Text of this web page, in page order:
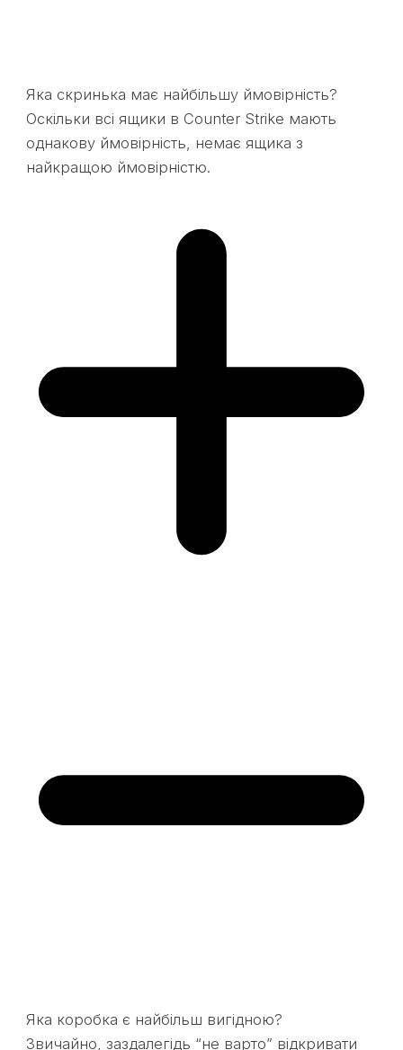
Яка скринька має найбільшу ймовірність?
Оскільки всі ящики в Counter Strike мають
однакову ймовірність, немає ящика з
найкращою ймовірністю.
Яка коробка є найбільш вигідною?
Звичайно, заздалегідь “не варто” відкривати